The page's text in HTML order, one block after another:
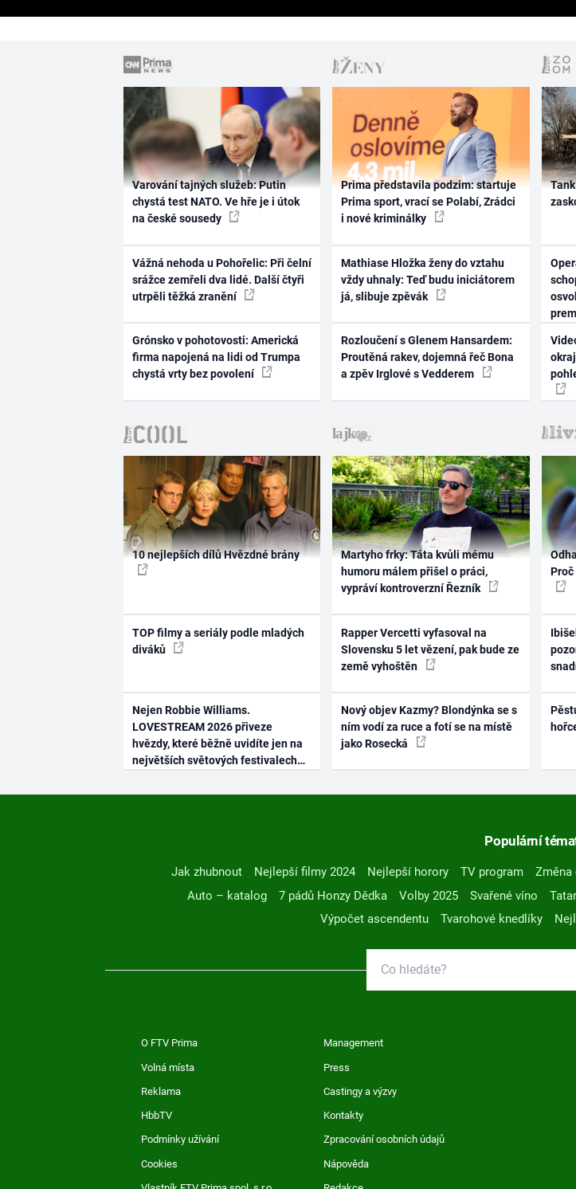
Varování tajných služeb: Putin
chystá test NATO. Ve hře je i útok
na české sousedy
Vážná nehoda u Pohořelic: Při čelní
srážce zemřeli dva lidé. Další čtyři
utrpěli těžká zranění
Grónsko v pohotovosti: Americká
firma napojená na lidi od Trumpa
chystá vrty bez povolení
Prima představila podzim: startuje
Prima sport, vrací se Polabí, Zrádci
i nové kriminálky
Mathiase Hložka ženy do vztahu
vždy uhnaly: Teď budu iniciátorem
já, slibuje zpěvák
Rozloučení s Glenem Hansardem:
Proutěná rakev, dojemná řeč Bona
a zpěv Irglové s Vedderem
10 nejlepších dílů Hvězdné brány
TOP filmy a seriály podle mladých
diváků
Nejen Robbie Williams.
LOVESTREAM 2026 přiveze
hvězdy, které běžně uvidíte jen na
největších světových festivalech
Martyho frky: Táta kvůli mému
humoru málem přišel o práci,
vypráví kontroverzní Řezník
Rapper Vercetti vyfasoval na
Slovensku 5 let vězení, pak bude ze
země vyhoštěn
Nový objev Kazmy? Blondýnka se s
ním vodí za ruce a fotí se na místě
jako Rosecká
Proč
Populární
Jak zhubnout Nejlepší filmy 2024 Nejlepší horory TV program Změna
Auto – katalog
7 pádů Honzy Dědka Volby 2025 Svařené víno
Výpočet ascendentu
Tvarohové knedlíky
O FTV Prima Management
Volná místa Press
Reklama Castingy a výzvy
HbbTV Kontakty
Podmínky užívání Zpracování osobních údajů
Cookies Nápověda